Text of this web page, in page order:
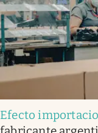
Efecto